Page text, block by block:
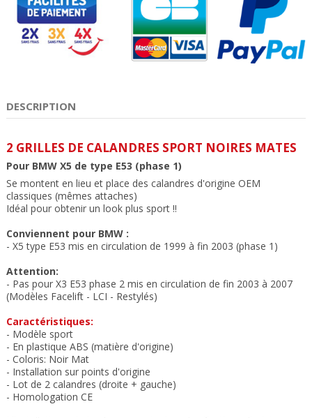
DESCRIPTION
2 GRILLES DE CALANDRES SPORT NOIRES MATES
Pour BMW X5 de type E53 (phase 1)
Se montent en lieu et place des calandres d'origine OEM
classiques (mêmes attaches)
Idéal pour obtenir un look plus sport !!
Conviennent pour BMW :
- X5 type E53 mis en circulation de 1999 à fin 2003 (phase 1)
Attention:
- Pas pour X3 E53 phase 2 mis en circulation de fin 2003 à 2007
(Modèles Facelift - LCI - Restylés)
Caractéristiques:
- Modèle sport
- En plastique ABS (matière d'origine)
- Coloris: Noir Mat
- Installation sur points d'origine
- Lot de 2 calandres (droite + gauche)
- Homologation CE